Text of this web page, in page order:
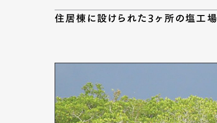
住居棟に設けられた3ヶ所の塩工場